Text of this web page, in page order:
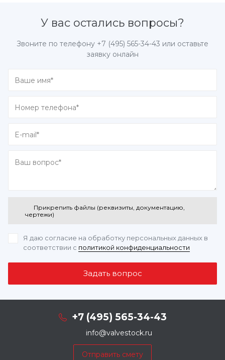
У вас остались вопросы?
Звоните по телефону +7 (495) 565-34-43 или оставьте
заявку онлайн
Прикрепить файлы (реквизиты, документацию,
чертежи)
Я даю согласие на обработку персональных данных в
соответствии с политикой конфиденциальности
+7 (495) 565-34-43
info@valvestock.ru